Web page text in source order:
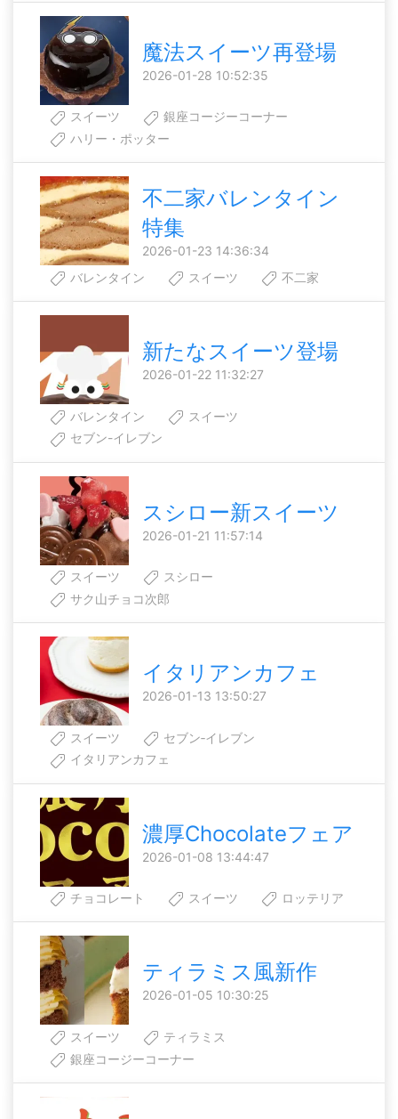
魔法スイーツ再登場
2026-01-28 10:52:35
スイーツ
銀座コージーコーナー
ハリー・ポッター
不二家バレンタイン
特集
2026-01-23 14:36:34
バレンタイン
スイーツ 不二家
新たなスイーツ登場
2026-01-22 11:32:27
バレンタイン
スイーツ
セブン-イレブン
スシロー新スイーツ
2026-01-21 11:57:14
スイーツ
スシロー
サク山チョコ次郎
イタリアンカフェ
2026-01-13 13:50:27
スイーツ
セブン‐イレブン
イタリアンカフェ
濃厚Chocolateフェア
2026-01-08 13:44:47
チョコレート スイーツ ロッテリア
ティラミス風新作
2026-01-05 10:30:25
スイーツ
ティラミス
銀座コージーコーナー